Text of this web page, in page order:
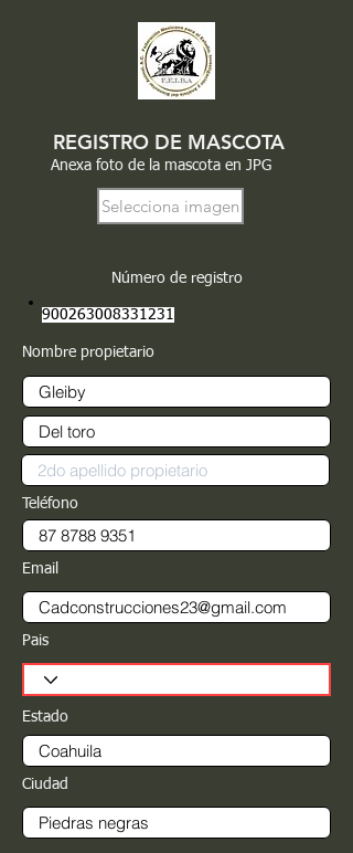
REGISTRO DE MASCOTA
Anexa foto de la mascota en JPG
Selecciona imagen
Número de registro
900263008331231
Nombre propietario
Teléfono
Email
Pais
Estado
Ciudad